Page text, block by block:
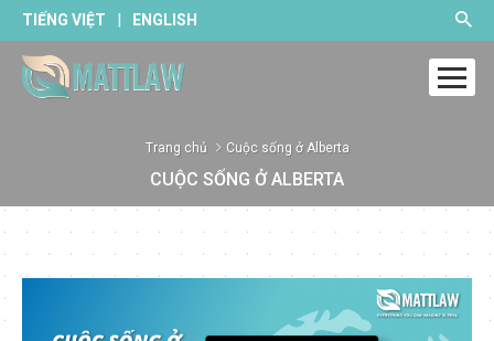
TIẾNG VIỆT | ENGLISH
Trang chủ Cuộc sống ở Alberta
CUỘC SỐNG Ở ALBERTA